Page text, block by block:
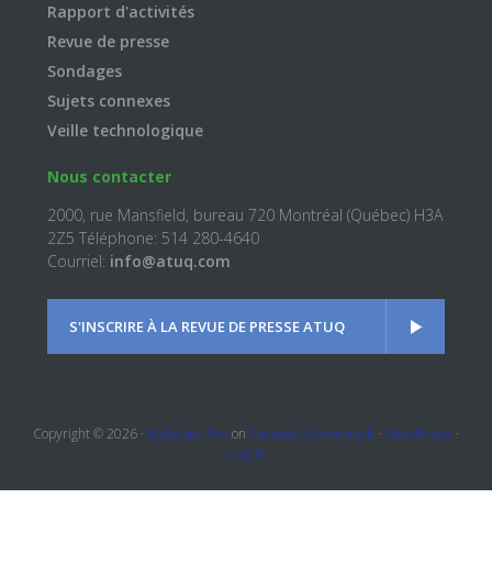
Rapport d'activités
Revue de presse
Sondages
Sujets connexes
Veille technologique
Nous contacter
2000, rue Mansfield, bureau 720 Montréal (Québec) H3A
2Z5 Téléphone: 514 280-4640
Courriel: info@atuq.com
S'INSCRIRE À LA REVUE DE PRESSE ATUQ
Copyright © 2026 · Kickstart Pro on Genesis Framework · WordPress ·
Log in